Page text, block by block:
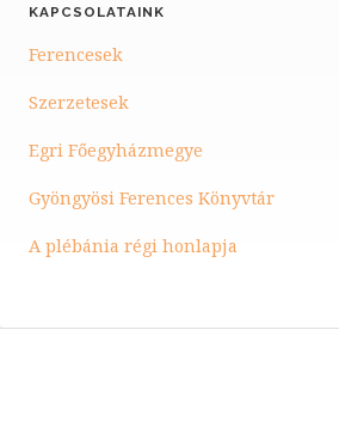
KAPCSOLATAINK
Ferencesek
Szerzetesek
Egri Főegyházmegye
Gyöngyösi Ferences Könyvtár
A plébánia régi honlapja